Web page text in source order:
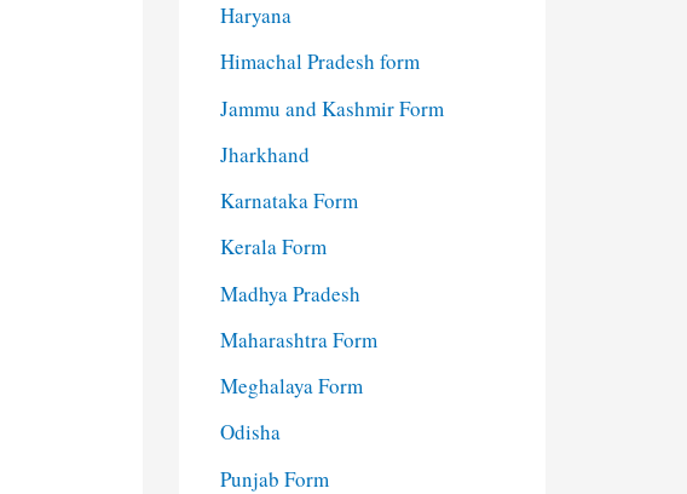
Haryana
Himachal Pradesh form
Jammu and Kashmir Form
Jharkhand
Karnataka Form
Kerala Form
Madhya Pradesh
Maharashtra Form
Meghalaya Form
Odisha
Punjab Form